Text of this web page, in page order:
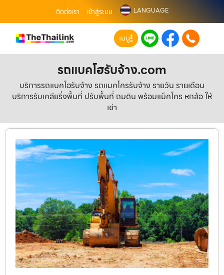
ติดต่อเรา เข้าสู่ระบบ LANGUAGE
เมนู
รถแบคโฮรับจ้าง.com
บริการรถแบคโฮรับจ้าง รถแมคโครรับจ้าง รายวัน รายเดือน
บริการรับเคลียริ่งพื้นที่ ปรับพื้นที่ ถมดิน พร้อมแม็คโคร หกล้อ ให้
เช่า